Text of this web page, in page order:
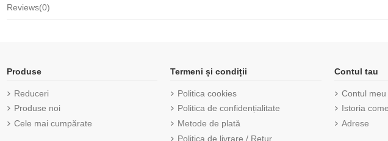
Reviews(0)
Produse
Reduceri
Produse noi
Cele mai cumpărate
Termeni și condiții
Politica cookies
Politica de confidențialitate
Metode de plată
Politica de livrare / Retur
Contul tau
Contul meu
Istoria
Adrese